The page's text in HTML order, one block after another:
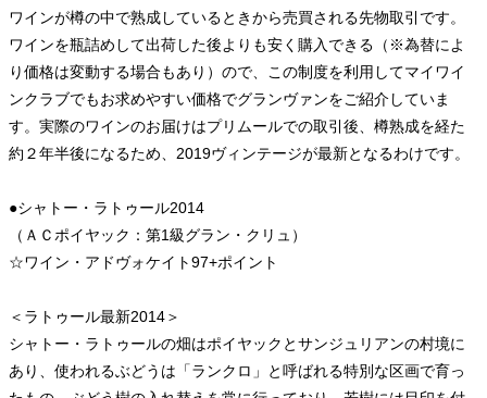
ワインが樽の中で熟成しているときから売買される先物取引です。
ワインを瓶詰めして出荷した後よりも安く購入できる（※為替によ
り価格は変動する場合もあり）ので、この制度を利用してマイワイ
ンクラブでもお求めやすい価格でグランヴァンをご紹介していま
す。実際のワインのお届けはプリムールでの取引後、樽熟成を経た
約２年半後になるため、2019ヴィンテージが最新となるわけです。
●シャトー・ラトゥール2014
（ＡＣポイヤック：第1級グラン・クリュ）
☆ワイン・アドヴォケイト97+ポイント
＜ラトゥール最新2014＞
シャトー・ラトゥールの畑はポイヤックとサンジュリアンの村境に
あり、使われるぶどうは「ランクロ」と呼ばれる特別な区画で育っ